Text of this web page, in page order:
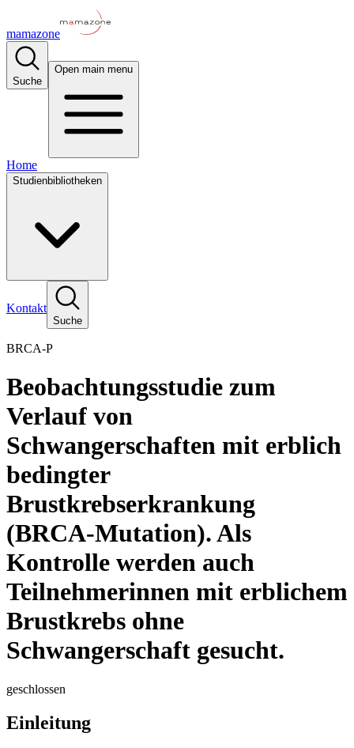
mamazone
Suche
Open main menu
Home
Studienbibliotheken
Kontakt
Suche
BRCA-P
Beobachtungsstudie zum
Verlauf von
Schwangerschaften mit erblich
bedingter
Brustkrebserkrankung
(BRCA-Mutation). Als
Kontrolle werden auch
Teilnehmerinnen mit erblichem
Brustkrebs ohne
Schwangerschaft gesucht.
geschlossen
Einleitung